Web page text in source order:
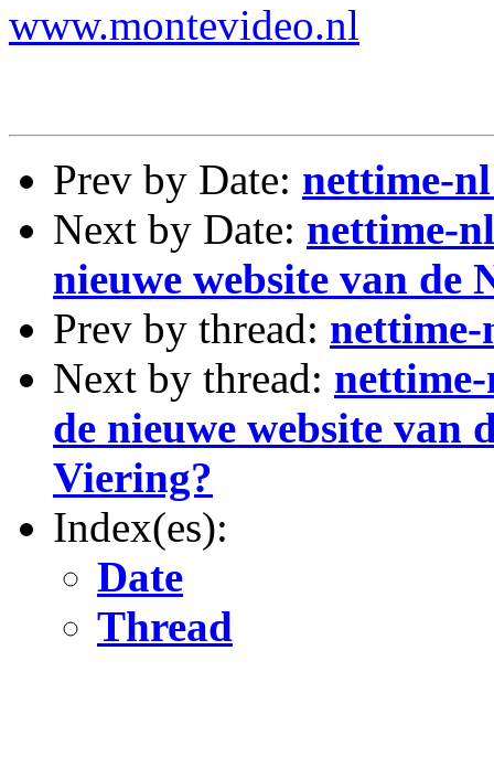
www.montevideo.nl
Prev by Date: nettime-
Next by Date: nettime-
nieuwe website van
Prev by thread:
Next by thread:
de nieuwe website
Viering?
Index(es):
Date
Thread